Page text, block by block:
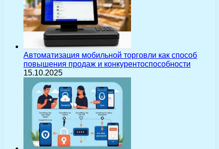
Автоматизация мобильной торговли как способ
повышения продаж и конкурентоспособности
15.10.2025